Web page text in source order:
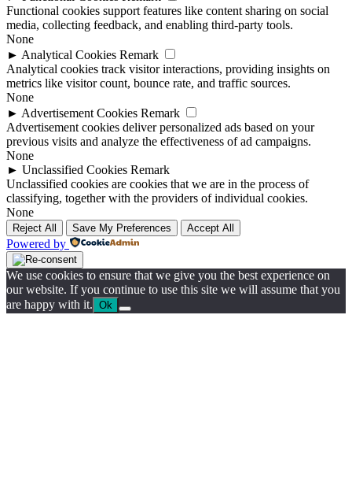
Functional cookies support features like content sharing on social
media, collecting feedback, and enabling third-party tools.
None
► Analytical Cookies Remark
Analytical cookies track visitor interactions, providing insights on
metrics like visitor count, bounce rate, and traffic sources.
None
► Advertisement Cookies Remark
Advertisement cookies deliver personalized ads based on your
previous visits and analyze the effectiveness of ad campaigns.
None
► Unclassified Cookies Remark
Unclassified cookies are cookies that we are in the process of
classifying, together with the providers of individual cookies.
None
Reject All Save My Preferences Accept All
Powered by
We use cookies to ensure that we give you the best experience on
our website. If you continue to use this site we will assume that you
are happy with it. Ok